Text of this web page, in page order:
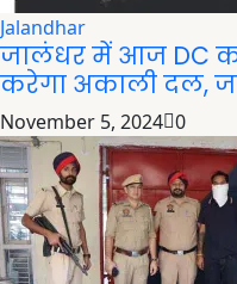
Jalandhar
जालंधर में आज DC
करेगा अकाली दल,
November 5, 2024 0